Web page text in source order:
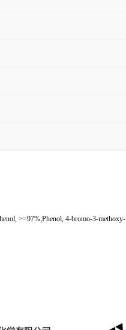
>=97%;Phenol, 4-bromo-3-methoxy-